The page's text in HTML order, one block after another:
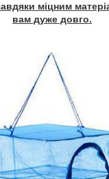
міцним
вам дуже довго.